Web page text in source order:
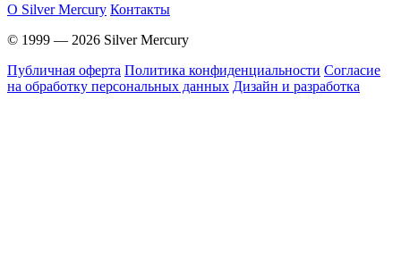
O Silver Mercury Контакты
© 1999 — 2026 Silver Mercury
Публичная оферта Политика конфиденциальности Согласие
на обработку персональных данных Дизайн и разработка